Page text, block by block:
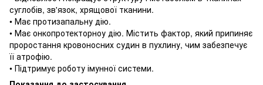
суглобів, зв'язок, хрящової тканини.
• Має протизапальну дію.
• Має онкопротекторноу дію. Містить фактор, який припиняє
проростання кровоносних судин в пухлину, чим забезпечує
її атрофію.
• Підтримує роботу імунної системи.